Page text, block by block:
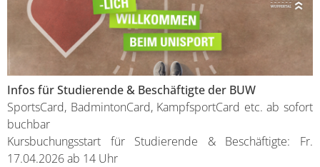
Infos für Studierende & Beschäftigte der BUW
SportsCard, BadmintonCard, KampfsportCard etc. ab sofort
buchbar
Kursbuchungsstart für Studierende & Beschäftigte: Fr.
17.04.2026 ab 14 Uhr